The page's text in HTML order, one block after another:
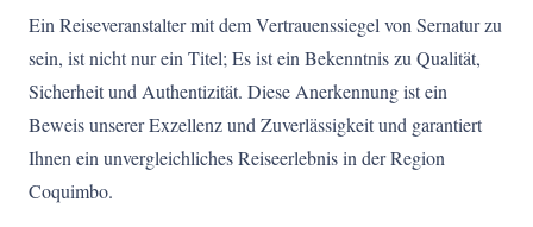
Ein Reiseveranstalter mit dem Vertrauenssiegel von Sernatur zu
sein, ist nicht nur ein Titel; Es ist ein Bekenntnis zu Qualität,
Sicherheit und Authentizität. Diese Anerkennung ist ein
Beweis unserer Exzellenz und Zuverlässigkeit und garantiert
Ihnen ein unvergleichliches Reiseerlebnis in der Region
Coquimbo.